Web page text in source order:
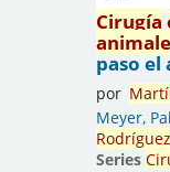
Cirugía
paso el
por
Meyer,
Rodríguez
Series